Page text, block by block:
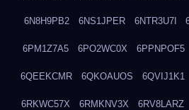
6N8H9PB2 6NS1JPER 6NTR3U7I
6PM1Z7A5 6PO2WC0X 6PPNPOF5
6QEEKCMR 6QKOAUOS 6QVIJ1K1
6RKWC57X 6RMKNV3X 6RV8LARZ